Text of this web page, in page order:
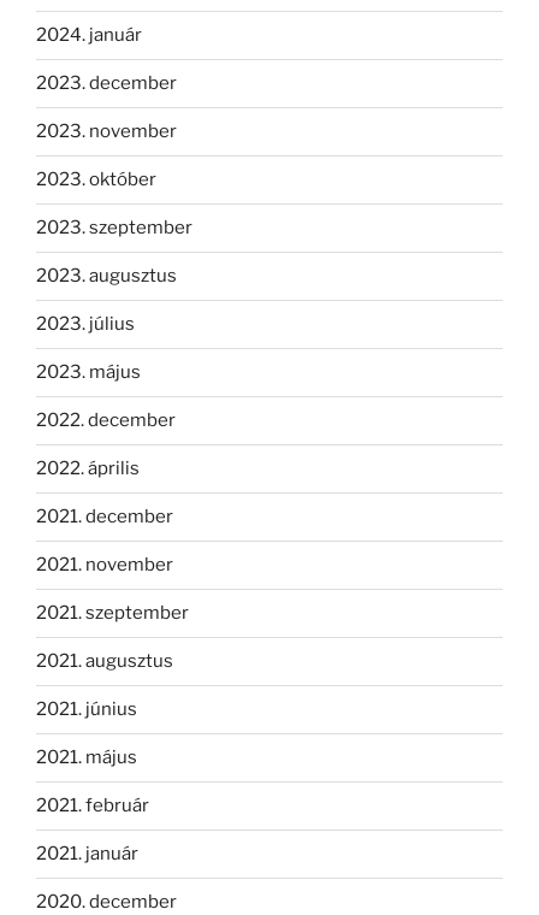
2024. január
2023. december
2023. november
2023. október
2023. szeptember
2023. augusztus
2023. július
2023. május
2022. december
2022. április
2021. december
2021. november
2021. szeptember
2021. augusztus
2021. június
2021. május
2021. február
2021. január
2020. december